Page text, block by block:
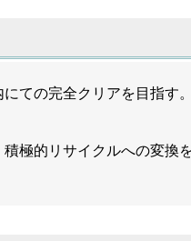
ての完全クリアを目指す。
極的リサイクルへの変換を